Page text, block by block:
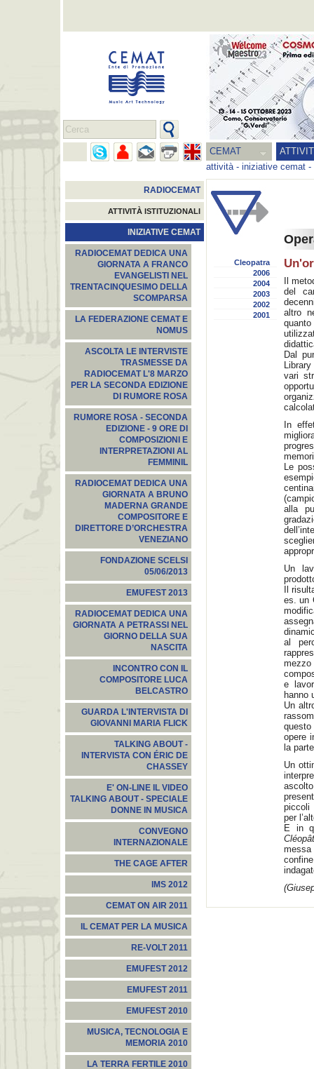
CEMAT
attività- iniziative cemat -
RADIOCEMAT
ATTIVITÀ ISTITUZIONALI
INIZIATIVE CEMAT
RADIOCEMAT DEDICA UNA
GIORNATA A FRANCO
EVANGELISTI NEL
TRENTACINQUESIMO DELLA
SCOMPARSA
LA FEDERAZIONE CEMAT E
NOMUS
ASCOLTA LE INTERVISTE
TRASMESSE DA
RADIOCEMAT L'8 MARZO
PER LA SECONDA EDIZIONE
DI RUMORE ROSA
RUMORE ROSA - SECONDA
EDIZIONE - 9 ORE DI
COMPOSIZIONI E
INTERPRETAZIONI AL
FEMMINIL
RADIOCEMAT DEDICA UNA
GIORNATA A BRUNO
MADERNA GRANDE
COMPOSITORE E
DIRETTORE D’ORCHESTRA
VENEZIANO
FONDAZIONE SCELSI
05/06/2013
EMUFEST 2013
RADIOCEMAT DEDICA UNA
GIORNATA A PETRASSI NEL
GIORNO DELLA SUA
NASCITA
INCONTRO CON IL
COMPOSITORE LUCA
BELCASTRO
GUARDA L'INTERVISTA DI
GIOVANNI MARIA FLICK
TALKING ABOUT -
INTERVISTA CON ÉRIC DE
CHASSEY
E' ON-LINE IL VIDEO
TALKING ABOUT - SPECIALE
DONNE IN MUSICA
CONVEGNO
INTERNAZIONALE
THE CAGE AFTER
IMS 2012
CEMAT ON AIR 2011
IL CEMAT PER LA MUSICA
RE-VOLT 2011
EMUFEST 2012
EMUFEST 2011
EMUFEST 2010
MUSICA, TECNOLOGIA E
MEMORIA 2010
LA TERRA FERTILE 2010
Cleopatra
2006
2004
2003
2002
2001
Il
del
altro
Dal
vari
In
Le
alla
Un
Il
es. un
al
e
hanno
Un
questo
opere
la
Un
piccoli
per
E in
messa